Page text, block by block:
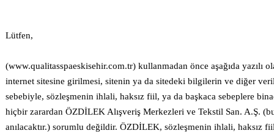
Lütfen,
(www.qualitasspaeskisehir.com.tr) kullanmadan önce aşağıda yazılı
internet sitesine girilmesi, sitenin ya da sitedeki bilgilerin ve diğer
sebebiyle, sözleşmenin ihlali, haksız fiil, ya da başkaca sebeplere
hiçbir zarardan ÖZDİLEK Alışveriş Merkezleri ve Tekstil San. A.Ş.
anılacaktır.) sorumlu değildir. ÖZDİLEK, sözleşmenin ihlali, haksız